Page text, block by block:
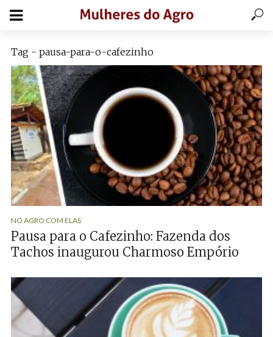
Tag - pausa-para-o-cafezinho
NO AGRO COM ELAS
Pausa para o Cafezinho: Fazenda dos
Tachos inaugurou Charmoso Empório